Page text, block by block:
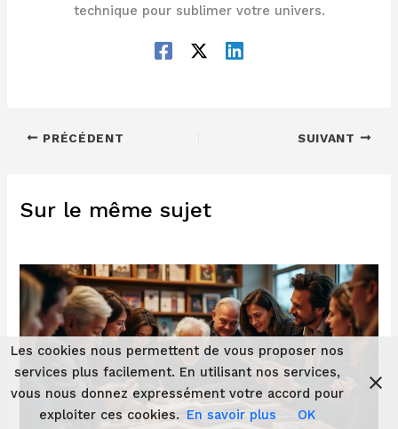
technique pour sublimer votre univers.
PRÉCÉDENT SUIVANT
Sur le même sujet
Les cookies nous permettent de vous proposer nos
services plus facilement. En utilisant nos services,
vous nous donnez expressément votre accord pour
exploiter ces cookies. En savoir plus OK